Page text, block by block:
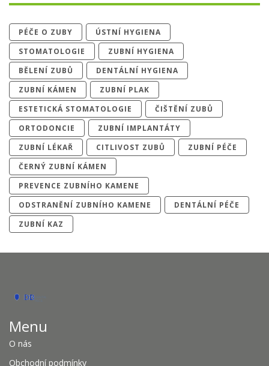
PÉČE O ZUBY
ÚSTNÍ HYGIENA
STOMATOLOGIE
ZUBNÍ HYGIENA
BĚLENÍ ZUBŮ
DENTÁLNÍ HYGIENA
ZUBNÍ KÁMEN
ZUBNÍ PLAK
ESTETICKÁ STOMATOLOGIE
ČIŠTĚNÍ ZUBŮ
ORTODONCIE
ZUBNÍ IMPLANTÁTY
ZUBNÍ LÉKAŘ
CITLIVOST ZUBŮ
ZUBNÍ PÉČE
ČERNÝ ZUBNÍ KÁMEN
PREVENCE ZUBNÍHO KAMENE
ODSTRANĚNÍ ZUBNÍHO KAMENE
DENTÁLNÍ PÉČE
ZUBNÍ KAZ
Menu
O nás
Obchodní podmínky